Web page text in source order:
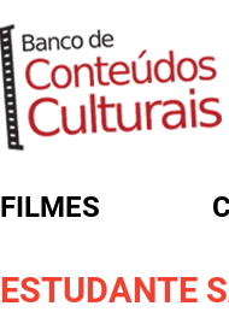
FILMES
ESTUDANTE